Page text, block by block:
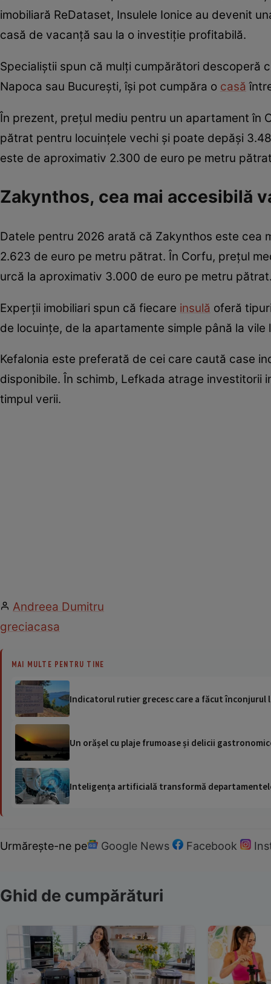
imobiliară ReDataset, Insulele Ionice au devenit
casă de vacanță sau la o investiție profitabilă.
Specialiștii spun că mulți cumpărători descoperă
Napoca sau București, își pot cumpăra o casă
În prezent, prețul mediu pentru un apartament în
pătrat pentru locuințele vechi și poate depăși
este de aproximativ 2.300 de euro pe metru
Zakynthos, cea mai accesibilă
Datele pentru 2026 arată că Zakynthos este cea
2.623 de euro pe metru pătrat. În Corfu, prețul
urcă la aproximativ 3.000 de euro pe metru
Experții imobiliari spun că fiecare insulă oferă
de locuințe, de la apartamente simple până la vile
Kefalonia este preferată de cei care caută case
disponibile. În schimb, Lefkada atrage investitorii
timpul verii.
Andreea Dumitru
greciacasa
MAI MULTE PENTRU TINE
Indicatorul rutier grecesc care a făcut înconjurul
Un orășel cu plaje frumoase și delicii
Inteligența artificială transformă
Urmărește-ne pe Google News Facebook
Ghid de cumpărături